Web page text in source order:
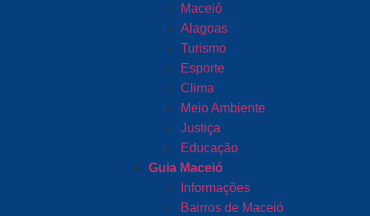
Maceió
Alagoas
Turismo
Esporte
Clima
Meio Ambiente
Justiça
Educação
Guia Maceió
Informações
Bairros de Maceió